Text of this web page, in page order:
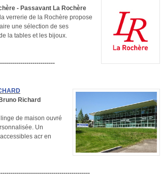
- Passavant La Rochère
verrerie de la Rochère propose
une sélection de ses
la tables et les bijoux.
Richard
de maison ouvré
Un
acr en